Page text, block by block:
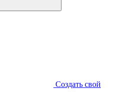
Создать свой